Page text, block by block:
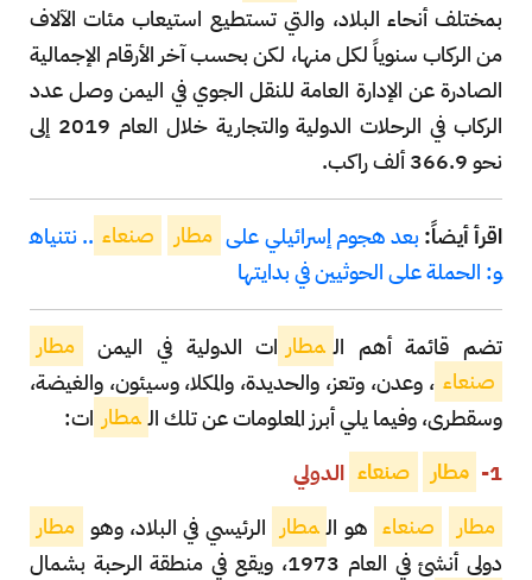
بمختلف أنحاء البلاد، والتي تستطيع استيعاب مئات الآلاف
من الركاب سنوياً لكل منها، لكن بحسب آخر الأرقام الإجمالية
الصادرة عن الإدارة العامة للنقل الجوي في اليمن وصل عدد
الركاب في الرحلات الدولية والتجارية خلال العام 2019 إلى
نحو 366.9 ألف راكب.
اقرأ أيضاً:بعد هجوم إسرائيلي على مطار صنعاء .. نتنياه
و: الحملة على الحوثيين في بدايتها
تضم قائمة أهم ال مطار ات الدولية في اليمن
مطار
صنعاء ، وعدن، وتعز، والحديدة، والمكلا، وسيئون، والغيضة،
وسقطرى، وفيما يلي أبرز المعلومات عن تلك ال مطار ات:
1-
مطار صنعاء الدولي
مطار
صنعاء هو ال مطار الرئيسي في البلاد، وهو مطار
دولي أنشئ في العام 1973، ويقع في منطقة الرحبة بشمال